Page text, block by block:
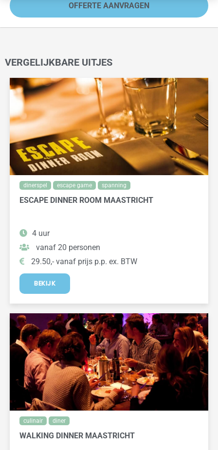
OFFERTE AANVRAGEN
VERGELIJKBARE UITJES
dinerspel escape game spanning
ESCAPE DINNER ROOM MAASTRICHT
4 uur
vanaf 20 personen
29.50,- vanaf prijs p.p. ex. BTW
BEKIJK
culinair diner
WALKING DINNER MAASTRICHT